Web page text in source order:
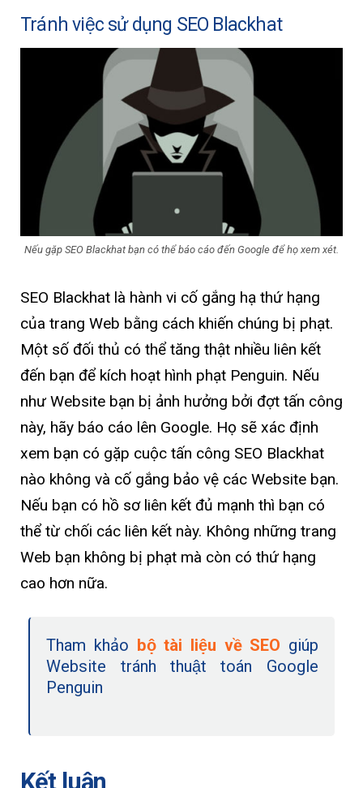
Tránh việc sử dụng SEO Blackhat
Nếu gặp SEO Blackhat bạn có thể báo cáo đến Google để họ xem xét.
SEO Blackhat là hành vi cố gắng hạ thứ hạng
của trang Web bằng cách khiến chúng bị phạt.
Một số đối thủ có thể tăng thật nhiều liên kết
đến bạn để kích hoạt hình phạt Penguin. Nếu
như Website bạn bị ảnh hưởng bởi đợt tấn công
này, hãy báo cáo lên Google. Họ sẽ xác định
xem bạn có gặp cuộc tấn công SEO Blackhat
nào không và cố gắng bảo vệ các Website bạn.
Nếu bạn có hồ sơ liên kết đủ mạnh thì bạn có
thể từ chối các liên kết này. Không những trang
Web bạn không bị phạt mà còn có thứ hạng
cao hơn nữa.
Tham khảo bộ tài liệu về SEO giúp
Website tránh thuật toán Google
Penguin
Kết luận